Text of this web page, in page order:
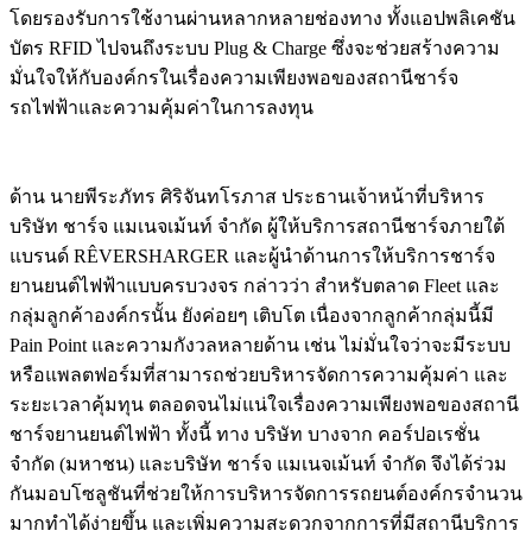
โดยรองรับการใช้งานผ่านหลากหลายช่องทาง ทั้งแอปพลิเคชัน
บัตร RFID ไปจนถึงระบบ Plug & Charge ซึ่งจะช่วยสร้างความ
มั่นใจให้กับองค์กรในเรื่องความเพียงพอของสถานีชาร์จ
รถไฟฟ้าและความคุ้มค่าในการลงทุน
ด้าน นายพีระภัทร ศิริจันทโรภาส ประธานเจ้าหน้าที่บริหาร
บริษัท ชาร์จ แมเนจเม้นท์ จำกัด ผู้ให้บริการสถานีชาร์จภายใต้
แบรนด์ RÊVERSHARGER และผู้นำด้านการให้บริการชาร์จ
ยานยนต์ไฟฟ้าแบบครบวงจร กล่าวว่า สำหรับตลาด Fleet และ
กลุ่มลูกค้าองค์กรนั้น ยังค่อยๆ เติบโต เนื่องจากลูกค้ากลุ่มนี้มี
Pain Point และความกังวลหลายด้าน เช่น ไม่มั่นใจว่าจะมีระบบ
หรือแพลตฟอร์มที่สามารถช่วยบริหารจัดการความคุ้มค่า และ
ระยะเวลาคุ้มทุน ตลอดจนไม่แน่ใจเรื่องความเพียงพอของสถานี
ชาร์จยานยนต์ไฟฟ้า ทั้งนี้ ทาง บริษัท บางจาก คอร์ปอเรชั่น
จำกัด (มหาชน) และบริษัท ชาร์จ แมเนจเม้นท์ จำกัด จึงได้ร่วม
กันมอบโซลูชันที่ช่วยให้การบริหารจัดการรถยนต์องค์กรจำนวน
มากทำได้ง่ายขึ้น และเพิ่มความสะดวกจากการที่มีสถานีบริการ